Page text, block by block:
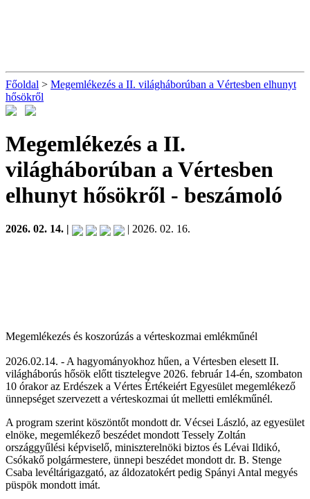
Főoldal > Megemlékezés a II. világháborúban a Vértesben elhunyt
hősökről
Megemlékezés a II.
világháborúban a Vértesben
elhunyt hősökről - beszámoló
2026. 02. 14. | | 2026. 02. 16.
Megemlékezés és koszorúzás a vérteskozmai emlékműnél
2026.02.14. - A hagyományokhoz hűen, a Vértesben elesett II.
világháborús hősök előtt tisztelegve 2026. február 14-én, szombaton
10 órakor az Erdészek a Vértes Értékeiért Egyesület megemlékező
ünnepséget szervezett a vérteskozmai út melletti emlékműnél.
A program szerint köszöntőt mondott dr. Vécsei László, az egyesület
elnöke, megemlékező beszédet mondott Tessely Zoltán
országgyűlési képviselő, miniszterelnöki biztos és Lévai Ildikó,
Csókakő polgármestere, ünnepi beszédet mondott dr. B. Stenge
Csaba levéltárigazgató, az áldozatokért pedig Spányi Antal megyés
püspök mondott imát.